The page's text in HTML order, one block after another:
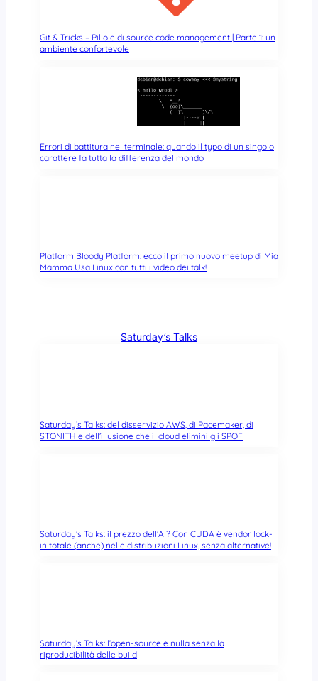
Git & Tricks – Pillole di source code management | Parte 1: un
ambiente confortevole
Errori di battitura nel terminale: quando il typo di un singolo
carattere fa tutta la differenza del mondo
Platform Bloody Platform: ecco il primo nuovo meetup di Mia
Mamma Usa Linux con tutti i video dei talk!
Saturday’s Talks
Saturday’s Talks: del disservizio AWS, di Pacemaker, di
STONITH e dell’illusione che il cloud elimini gli SPOF
Saturday’s Talks: il prezzo dell’AI? Con CUDA è vendor lock-
in totale (anche) nelle distribuzioni Linux, senza alternative!
Saturday’s Talks: l’open-source è nulla senza la
riproducibilità delle build